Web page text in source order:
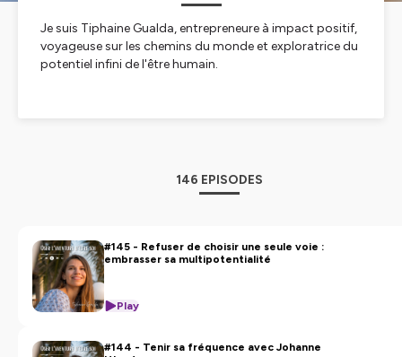
Je suis Tiphaine Gualda, entrepreneure à impact positif,
voyageuse sur les chemins du monde et exploratrice du
potentiel infini de l'être humain.
sommes et de ce qui nous anime véritablement, pour
rassembler et exprimer toutes les parts de soi.
Ce podcast s'adresse à vous si vous êtes sur un chemin
professionnelle, ou bien si vous êtes (futur) entrepreneur
146 EPISODES
#145 - Refuser de choisir une seule voie :
embrasser sa multipotentialité
Play
#144 - Tenir sa fréquence avec Johanne